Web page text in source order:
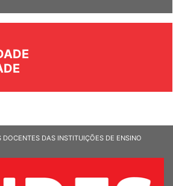
DAS INSTITUIÇÕES DE ENSINO